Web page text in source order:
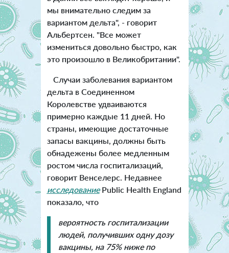
мы внимательно следим за
вариантом дельта", - говорит
Альбертсен. "Все может
измениться довольно быстро, как
это произошло в Великобритании".
Случаи заболевания вариантом
дельта в Соединенном
Королевстве удваиваются
примерно каждые 11 дней. Но
страны, имеющие достаточные
запасы вакцины, должны быть
обнадежены более медленным
ростом числа госпитализаций,
говорит Венселерс. Недавнее
исследованиеPublic Health England
показало, что
вероятность госпитализации
людей, получивших одну дозу
вакцины, на 75% ниже по